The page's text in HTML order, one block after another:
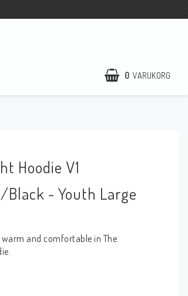
0 VARUKORG
Hoodie V1
- Youth Large
warm and comfortable in The